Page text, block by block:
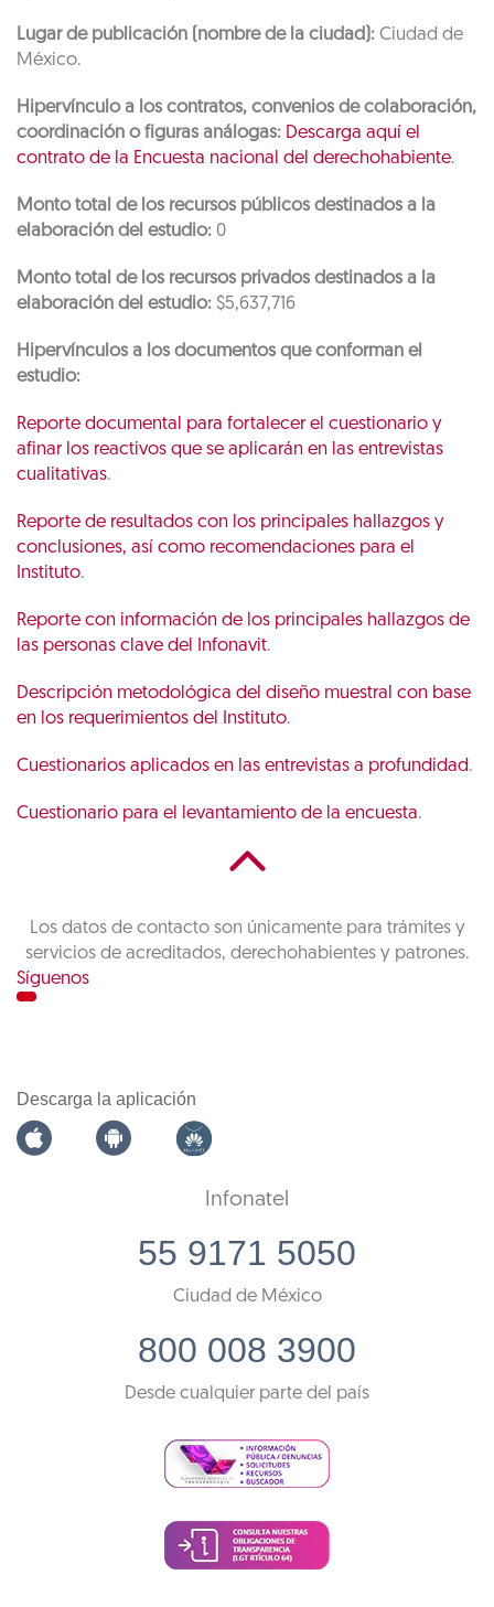
Lugar de publicación (nombre de la ciudad): Ciudad de
México.
Hipervínculo a los contratos, convenios de colaboración,
coordinación o figuras análogas: Descarga aquí el
contrato de la Encuesta nacional del derechohabiente.
Monto total de los recursos públicos destinados a la
elaboración del estudio: 0
Monto total de los recursos privados destinados a la
elaboración del estudio: $5,637,716
Hipervínculos a los documentos que conforman el
estudio:
Reporte documental para fortalecer el cuestionario y
afinar los reactivos que se aplicarán en las entrevistas
cualitativas.
Reporte de resultados con los principales hallazgos y
conclusiones, así como recomendaciones para el
Instituto.
Reporte con información de los principales hallazgos de
las personas clave del Infonavit.
Descripción metodológica del diseño muestral con base
en los requerimientos del Instituto.
Cuestionarios aplicados en las entrevistas a profundidad.
Cuestionario para el levantamiento de la encuesta.
Los datos de contacto son únicamente para trámites y
servicios de acreditados, derechohabientes y patrones.
Síguenos
Descarga la aplicación
Infonatel
55 9171 5050
Ciudad de México
800 008 3900
Desde cualquier parte del país